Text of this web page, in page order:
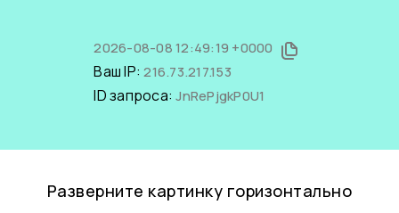
2026-08-08 12:49:19 +0000
Ваш IP:216.73.217.153
ID запроса:JnRePjgkP0U1
Разверните картинку горизонтально